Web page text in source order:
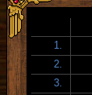
1.
2.
3.